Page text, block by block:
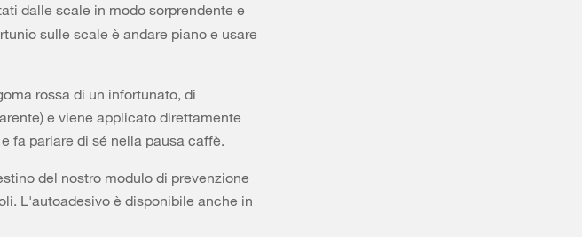
dalle scale in modo sorprendente e
sulle scale è andare piano e usare
rossa di un infortunato, di
e viene applicato direttamente
fa parlare di sé nella pausa caffè.
del nostro modulo di prevenzione
L'autoadesivo è disponibile anche in